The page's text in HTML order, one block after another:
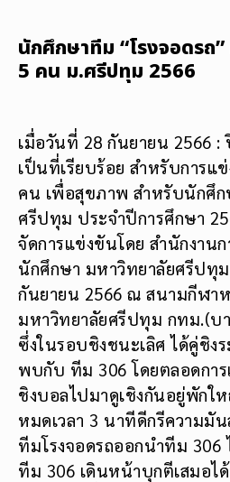
นักศึกษาทีม “โรงจอดรถ
5 คน ม.ศรีปทุม 2566
เมื่อวันที่ 28 กันยายน 2566 :
เป็นที่เรียบร้อย สำหรับการ
คน เพื่อสุขภาพ สำหรับนักศึก
ศรีปทุม ประจำปีการศึกษา
จัดการแข่งขันโดย สำนักงาน
นักศึกษา มหาวิทยาลัยศรีปทุ
กันยายน 2566 ณ สนามกีฬา
มหาวิทยาลัยศรีปทุม กทม.(บ
ซึ่งในรอบชิงชนะเลิศ ได้คู่ชิง
พบกับ ทีม 306 โดยตลอดกา
ชิงบอลไปมาดูเชิงกันอยู่พักใ
หมดเวลา 3 นาทีดีกรีความมั
ทีมโรงจอดรถออกนำทีม
ทีม 306 เดินหน้าบุกตีเสมอไ